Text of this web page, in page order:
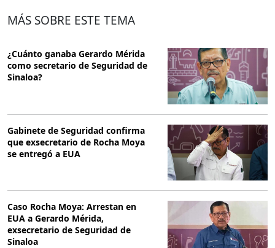
MÁS SOBRE ESTE TEMA
¿Cuánto ganaba Gerardo Mérida
como secretario de Seguridad de
Sinaloa?
Gabinete de Seguridad confirma
que exsecretario de Rocha Moya
se entregó a EUA
Caso Rocha Moya: Arrestan en
EUA a Gerardo Mérida,
exsecretario de Seguridad de
Sinaloa